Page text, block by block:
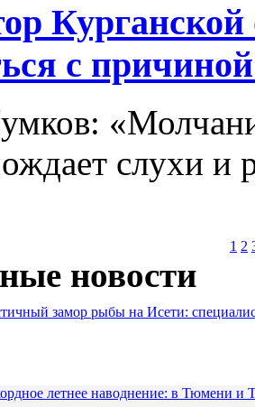
с
слухи и
1 2
новости
замор рыбы на Исети:
летнее наводнение: в Тюмени и